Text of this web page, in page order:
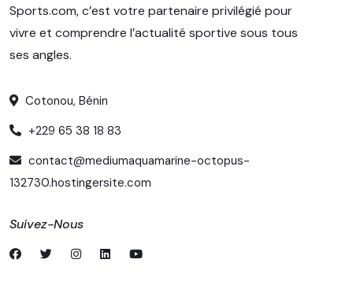
Sports.com, c’est votre partenaire privilégié pour
vivre et comprendre l’actualité sportive sous tous
ses angles.
Cotonou, Bénin
+229 65 38 18 83
contact@mediumaquamarine-octopus-
132730.hostingersite.com
Suivez-Nous